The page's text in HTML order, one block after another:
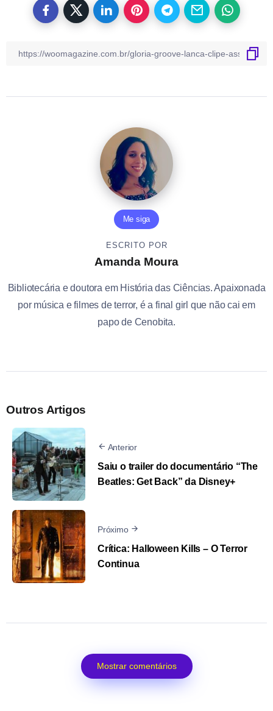
Me siga
ESCRITO POR
Amanda Moura
Bibliotecária e doutora em História das Ciências. Apaixonada
por música e filmes de terror, é a final girl que não cai em
papo de Cenobita.
Outros Artigos
Anterior
Saiu o trailer do documentário “The
Beatles: Get Back” da Disney+
Próximo
Crítica: Halloween Kills – O Terror
Continua
Mostrar comentários